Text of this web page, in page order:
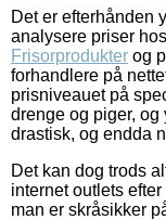
Det er efterhånden
analysere priser
Frisorprodukter og
forhandlere på
prisniveauet på
drenge og piger,
drastisk, og endda
Det kan dog trods
internet outlets
man er skråsikker